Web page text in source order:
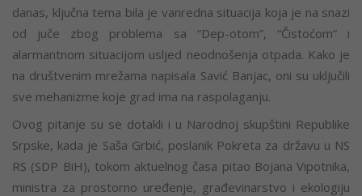
danas, ključna tema bila je vanredna situacija koja je na snazi
od juče zbog problema sa “Dep-otom”, “Čistoćom” i
alarmantnom situacijom usljed neodnošenja otpada. Kako je
na društvenim mrežama napisala Savić Banjac, oni su uključili
sve mehanizme koje grad ima na raspolaganju.
Ovog pitanje su se dotakli i u Narodnoj skupštini Republike
Srpske, kada je Saša Grbić, poslanik Pokreta za državu u NS
RS (SDP BiH), tokom aktuelnog časa pitao Bojana Vipotnika,
ministra za prostorno uređenje, građevinarstvo i ekologiju